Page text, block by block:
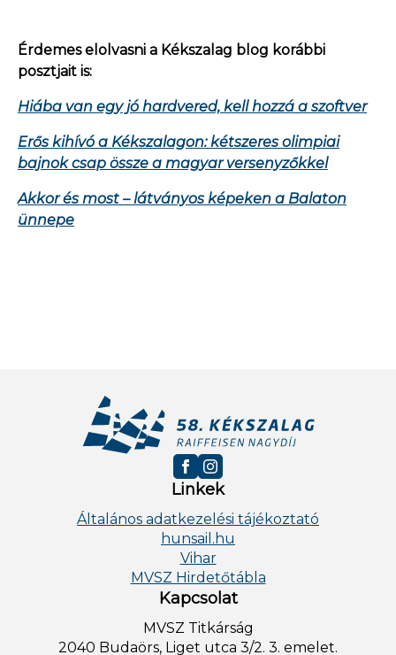
Érdemes elolvasni a Kékszalag blog korábbi
posztjait is:
Hiába van egy jó hardvered, kell hozzá a szoftver
Erős kihívó a Kékszalagon: kétszeres olimpiai
bajnok csap össze a magyar versenyzőkkel
Akkor és most – látványos képeken a Balaton
ünnepe
Linkek
Általános adatkezelési tájékoztató
hunsail.hu
Vihar
MVSZ Hirdetőtábla
Kapcsolat
MVSZ Titkárság
2040 Budaörs, Liget utca 3/2. 3. emelet.